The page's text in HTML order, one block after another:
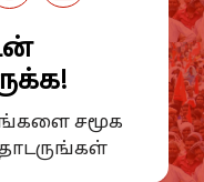
சமூக